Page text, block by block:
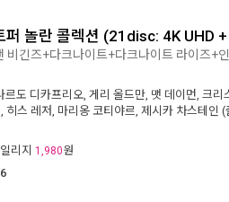
퍼 놀란 콜렉션 (21disc: 4K UHD
비긴즈+다크나이트+다크나이트 라이즈+
르도 디카프리오 게리 올드만 맷 데이먼 크리
히스 레저 마리옹 코티야르 제시카 차스테인 (
일리지 1,980원